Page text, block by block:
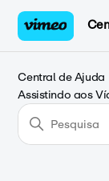
Central de Ajuda
Assistindo aos